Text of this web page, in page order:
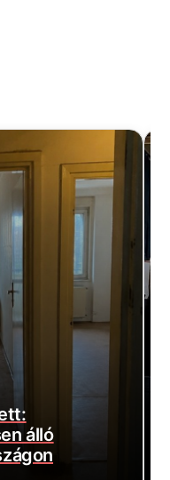
álló